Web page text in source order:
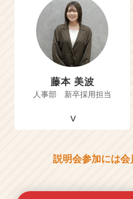
藤本 美波
人事部 新卒採用担当
説明会参加には会